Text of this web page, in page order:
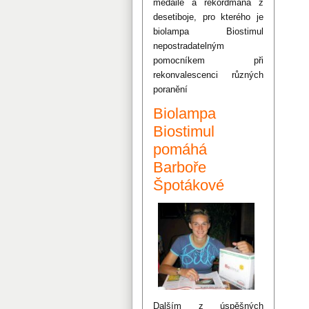
medaile a rekordmana z
desetiboje, pro kterého je
biolampa Biostimul
nepostradatelným
pomocníkem při
rekonvalescenci různých
poranění
Biolampa
Biostimul
pomáhá
Barboře
Špotákové
Dalším z úspěšných